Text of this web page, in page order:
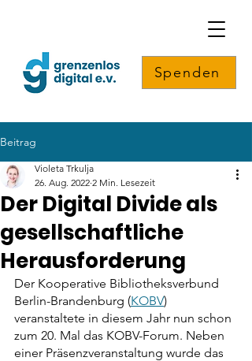
Spenden
Beitrag
Der Digital Divide als
gesellschaftliche
Herausforderung
Violeta Trkulja
26. Aug. 2022 2 Min. Lesezeit
Der Kooperative Bibliotheksverbund
Berlin-Brandenburg (KOBV)
veranstaltete in diesem Jahr nun schon
zum 20. Mal das KOBV-Forum. Neben
einer Präsenzveranstaltung wurde das